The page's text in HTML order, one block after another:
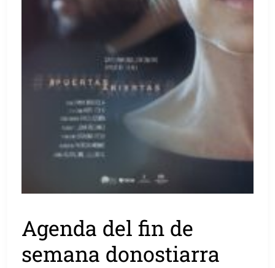
Agenda del fin de
semana donostiarra